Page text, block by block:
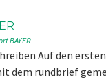
BAYER
Auf den
dem rundbrief